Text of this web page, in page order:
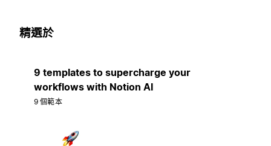
精選於
9 templates to supercharge your
workflows with Notion AI
9 個範本